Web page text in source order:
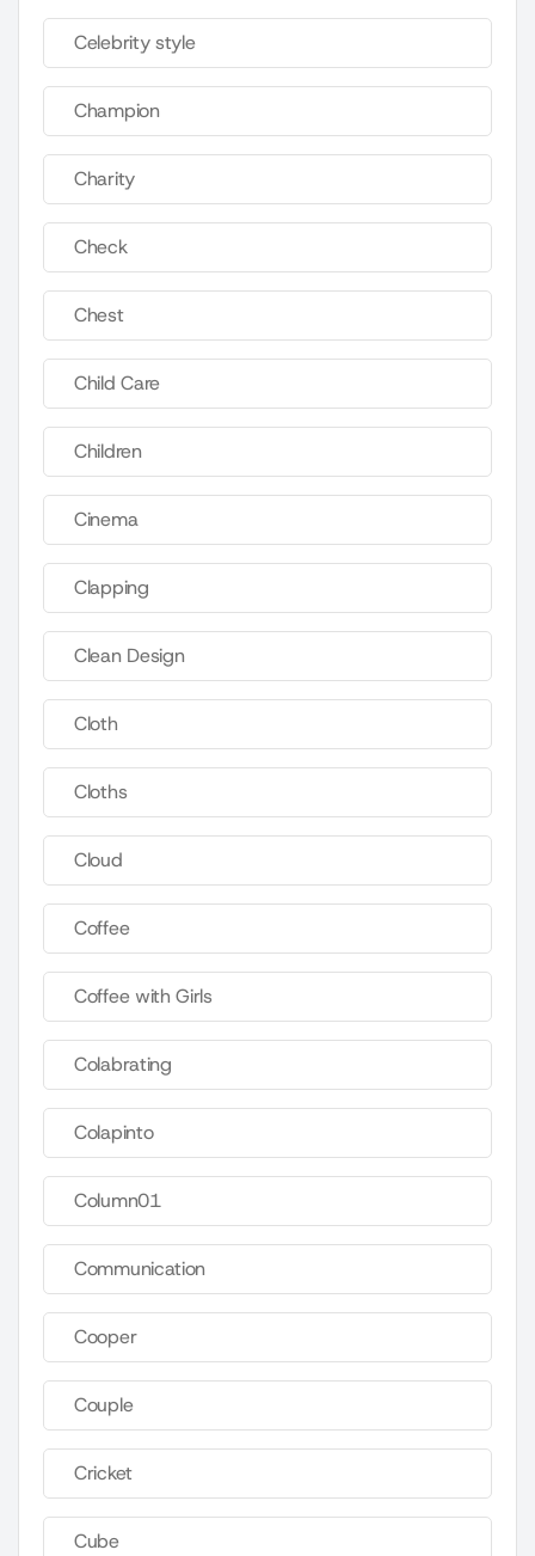
Celebrity style
Champion
Charity
Check
Chest
Child Care
Children
Cinema
Clapping
Clean Design
Cloth
Cloths
Cloud
Coffee
Coffee with Girls
Colabrating
Colapinto
Column01
Communication
Cooper
Couple
Cricket
Cube